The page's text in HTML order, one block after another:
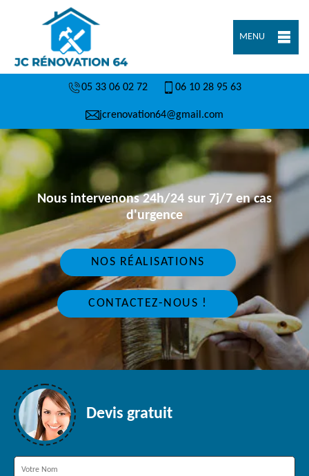
MENU
05 33 06 02 72 06 10 28 95 63
jcrenovation64@gmail.com
Nous intervenons 24h/24 sur 7j/7 en cas
d'urgence
NOS RÉALISATIONS
CONTACTEZ-NOUS !
Devis gratuit